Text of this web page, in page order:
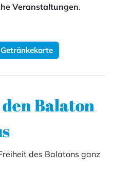
Veranstaltungen.
Getränkekarte
Balaton
des Balatons ganz